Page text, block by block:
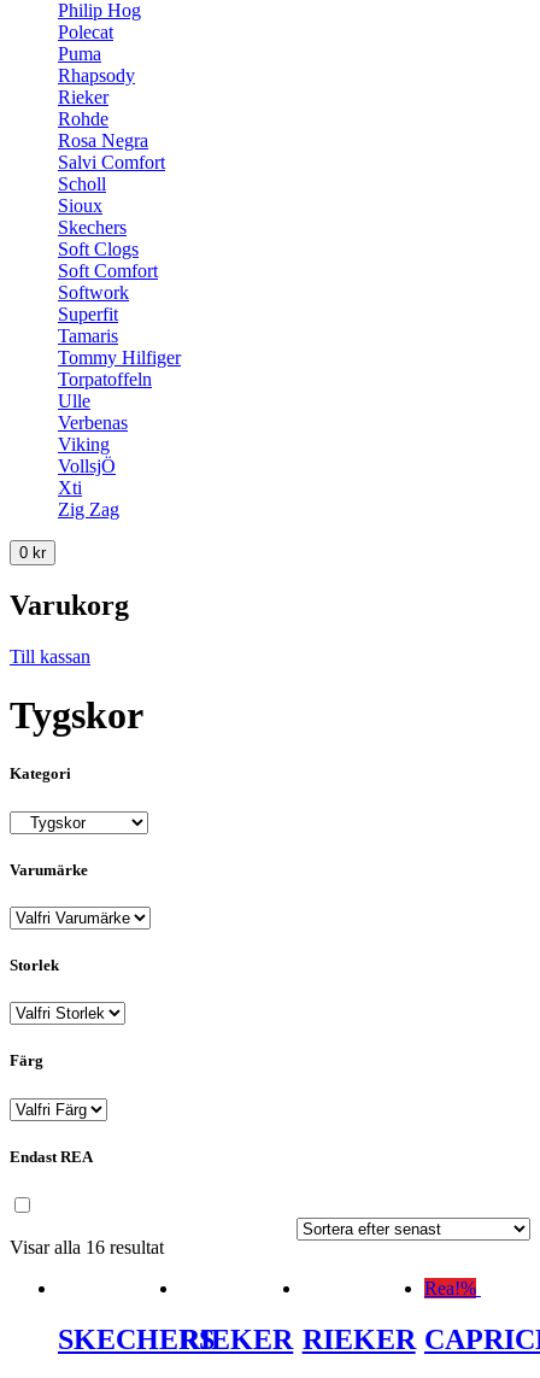
Philip Hog
Polecat
Puma
Rhapsody
Rieker
Rohde
Rosa Negra
Salvi Comfort
Scholl
Sioux
Skechers
Soft Clogs
Soft Comfort
Softwork
Superfit
Tamaris
Tommy Hilfiger
Torpatoffeln
Ulle
Verbenas
Viking
VollsjÖ
Xti
Zig Zag
0 kr
Varukorg
Till kassan
Tygskor
Kategori
Varumärke
Storlek
Färg
Endast REA
Visar alla 16 resultat
SKECHERSRIEKER RIEKER
Rea!%